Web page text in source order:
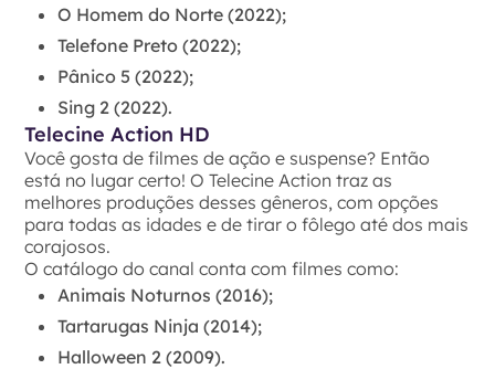
O Homem do Norte (2022);
Telefone Preto (2022);
Pânico 5 (2022);
Sing 2 (2022).
Telecine Action HD
Você gosta de filmes de ação e suspense? Então
está no lugar certo! O Telecine Action traz as
melhores produções desses gêneros, com opções
para todas as idades e de tirar o fôlego até dos mais
corajosos.
O catálogo do canal conta com filmes como:
Animais Noturnos (2016);
Tartarugas Ninja (2014);
Halloween 2 (2009).